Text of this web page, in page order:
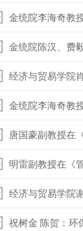
金统院李海奇教
金统院陈汉、费
经济与贸易学院
金统院李海奇教
唐国豪副教授在
明雷副教授在《
经济与贸易学院
祝树金 陈贺：环